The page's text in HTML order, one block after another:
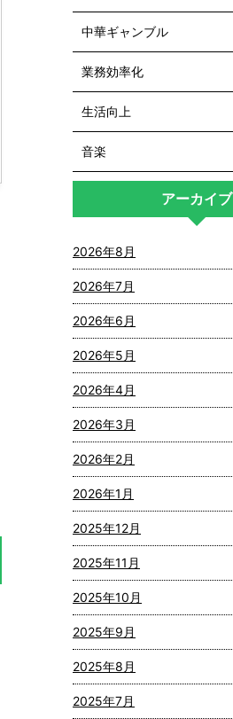
中華ギャンブル
業務効率化
生活向上
音楽
アーカイブ
2026年8月
2026年7月
2026年6月
2026年5月
2026年4月
2026年3月
2026年2月
2026年1月
2025年12月
2025年11月
2025年10月
2025年9月
2025年8月
2025年7月